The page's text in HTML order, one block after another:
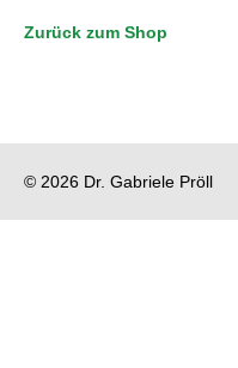
Zurück zum Shop
© 2026 Dr. Gabriele Pröll